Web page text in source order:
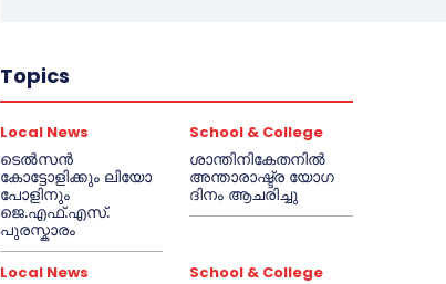
Topics
Local News
ടെൽസൻ
കോട്ടോളിക്കും ലിയോ
പോളിനും
ജെ.എഫ്.എസ്.
പുരസ്കാരം
School & College
ശാന്തിനികേതനിൽ
അന്താരാഷ്ട്ര യോഗ
ദിനം ആചരിച്ചു
Local News School & College